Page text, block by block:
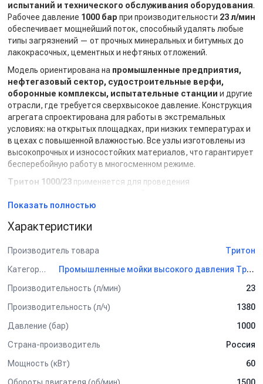
испытаний и технического обслуживания оборудования.
Рабочее давление 1000 бар при производительности 23 л/мин
обеспечивает мощнейший поток, способный удалять любые
типы загрязнений — от прочных минеральных и битумных до
лакокрасочных, цементных и нефтяных отложений.
Модель ориентирована на промышленные предприятия,
нефтегазовый сектор, судостроительные верфи,
оборонные комплексы, испытательные станции и другие
отрасли, где требуется сверхвысокое давление. Конструкция
агрегата спроектирована для работы в экстремальных
условиях: на открытых площадках, при низких температурах и
в цехах с повышенной влажностью. Все узлы изготовлены из
высокопрочных и износостойких материалов, что гарантирует
бесперебойную работу в многосменном режиме.
Тритон 1000/23 применяется для проведения
металлоконструкций и трубопроводов, подготовки
мобильных и стационарных комплексов. Возможна интеграция
Основные характеристики:
Давление:
до 1000 бар — для глубокой очистки, резки и
удаления особо прочных отложений;
для больших объёмов работ;
Мощность:
60 кВт — обеспечивает высокий крутящий
Обороты двигателя:
1500 об/мин — оптимальное
сочетание мощности и ресурса;
Тип двигателя:
Показать полностью
Характеристики
Производитель товара
Тритон
Категория
Промышленные мойки высокого давления Тритон
Производительность (л/мин)
23
Производительность (л/ч)
1380
Давление (бар)
1000
Страна-производитель
Россия
Мощность (кВт)
60
Обороты двигателя (об/мин)